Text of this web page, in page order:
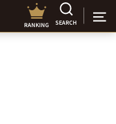
RANKING SEARCH